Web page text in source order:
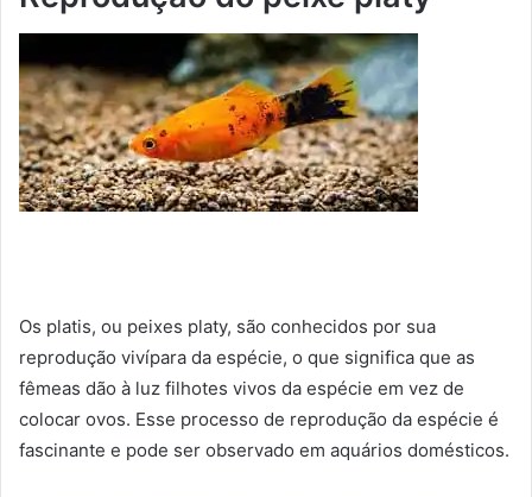
Os platis, ou peixes platy, são conhecidos por sua
reprodução vivípara da espécie, o que significa que as
fêmeas dão à luz filhotes vivos da espécie em vez de
colocar ovos. Esse processo de reprodução da espécie é
fascinante e pode ser observado em aquários domésticos.